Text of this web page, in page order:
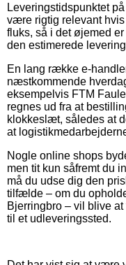
Leveringstidspunktet
være rigtig relevant
fluks, så i det øjemed
den estimerede
En lang række e-
næstkommende
eksempelvis FTM
regnes ud fra at
klokkeslæt, således at
at
Nogle online shops
men tit kun såfremt du
må du udse dig den
tilfælde – om du
Bjerringbro – vil blive
til et udleveringssted.